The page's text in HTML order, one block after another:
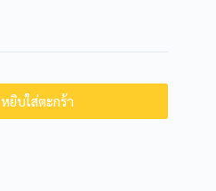
หยิบใส่ตะกร้า